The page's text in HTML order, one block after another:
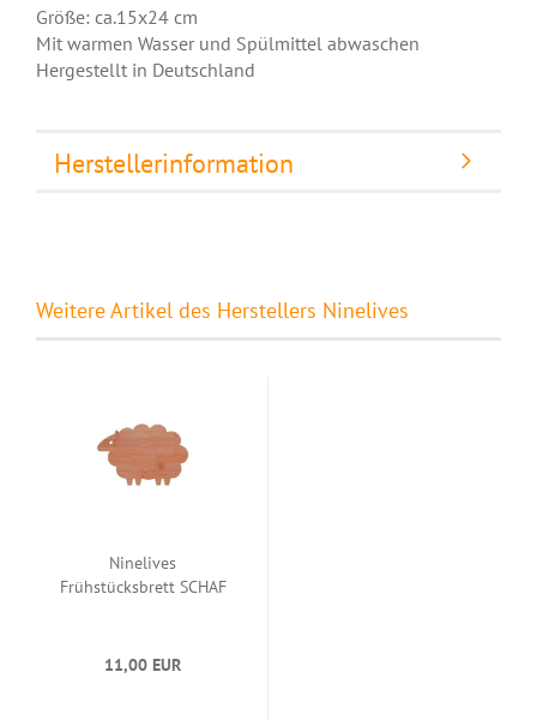
Größe: ca.15x24 cm
Mit warmen Wasser und Spülmittel abwaschen
Hergestellt in Deutschland
Herstellerinformation
Weitere Artikel des Herstellers Ninelives
Ninelives
Frühstücksbrett SCHAF
11,00 EUR